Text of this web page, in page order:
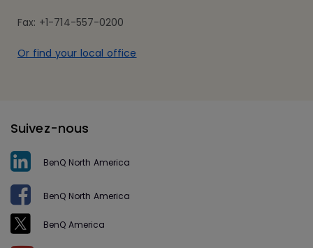
Fax: +1-714-557-0200
Or find your local office
Suivez-nous
BenQ North America
BenQ North America
BenQ America